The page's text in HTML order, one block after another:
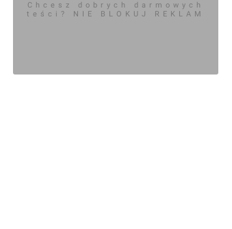
Chcesz dobrych darmowych
teści? NIE BLOKUJ REKLAM